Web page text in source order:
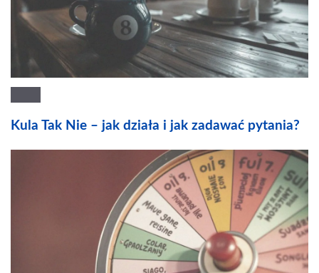
Kula Tak Nie – jak działa i jak zadawać pytania?